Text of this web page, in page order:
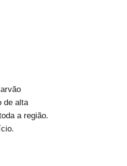
de alta
a região.